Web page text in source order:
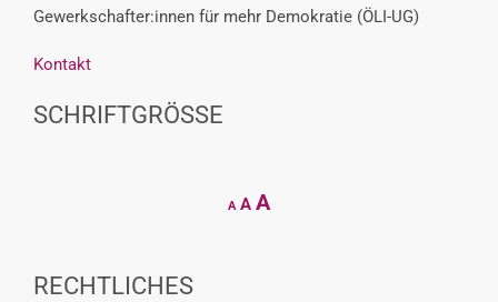
Gewerkschafter:innen für mehr Demokratie (ÖLI-UG)
Kontakt
SCHRIFTGRÖSSE
A
Decrease
font
A Reset
AIncrease
RECHTLICHES